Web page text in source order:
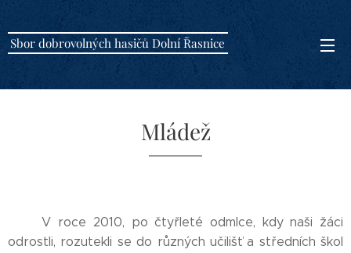
Sbor dobrovolných hasičů Dolní Řasnice
Mládež
V roce 2010, po čtyřleté odmlce, kdy naši žáci
odrostli, rozutekli se do různých učilišť a středních škol